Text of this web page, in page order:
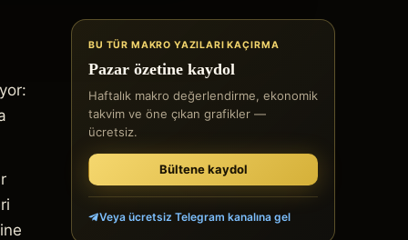
BU TÜR MAKRO YAZILARI KAÇIRMA
Pazar özetine kaydol
Haftalık makro değerlendirme, ekonomik
takvim ve öne çıkan grafikler —
ücretsiz.
Bültene kaydol
Veya ücretsiz Telegram kanalına gel